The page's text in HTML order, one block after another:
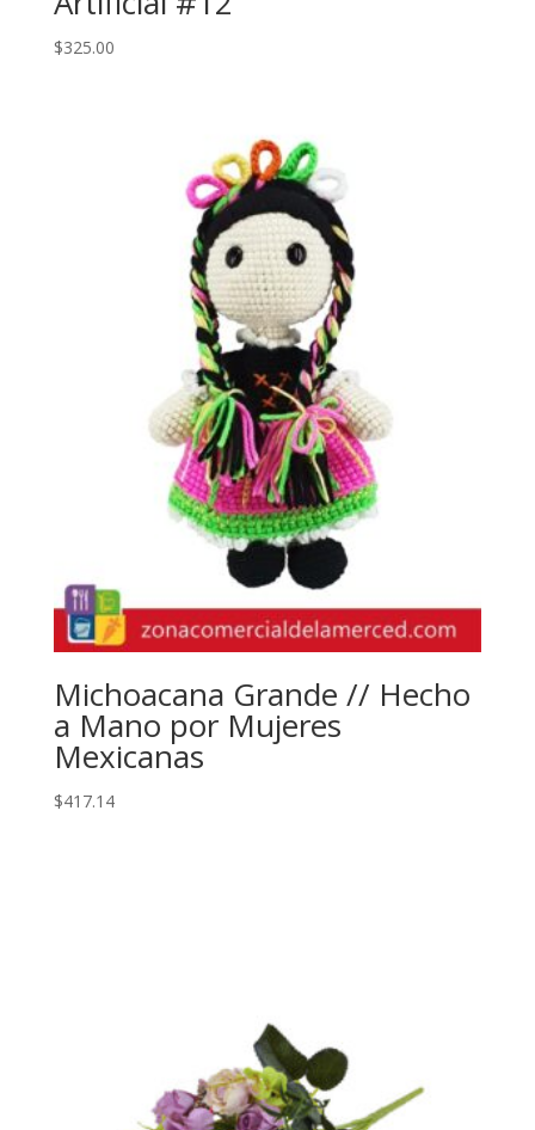
$325.00
Michoacana Grande // Hecho
a Mano por Mujeres
Mexicanas
$417.14